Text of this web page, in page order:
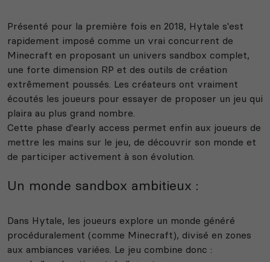
Présenté pour la première fois en 2018, Hytale s'est
rapidement imposé comme un vrai concurrent de
Minecraft en proposant un univers sandbox complet,
une forte dimension RP et des outils de création
extrêmement poussés. Les créateurs ont vraiment
écoutés les joueurs pour essayer de proposer un jeu qui
plaira au plus grand nombre.
Cette phase d'early access permet enfin aux joueurs de
mettre les mains sur le jeu, de découvrir son monde et
de participer activement à son évolution.
Un monde sandbox ambitieux :
Dans Hytale, les joueurs explore un monde généré
procéduralement (comme Minecraft), divisé en zones
aux ambiances variées. Le jeu combine donc :